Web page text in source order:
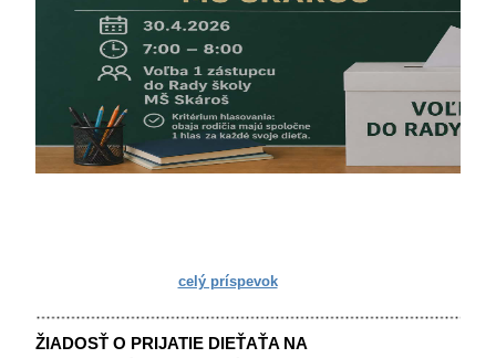
celý príspevok
ŽIADOSŤ O PRIJATIE DIEŤAŤA NA